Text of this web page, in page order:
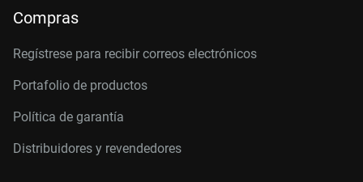
Compras
Regístrese para recibir correos electrónicos
Portafolio de productos
Política de garantía
Distribuidores y revendedores